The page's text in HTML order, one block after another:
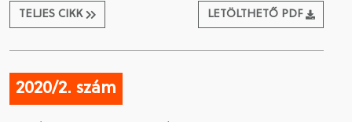
TELJES CIKK LETÖLTHETŐ PDF
2020/2. szám